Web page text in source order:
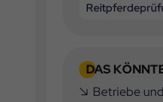
DAS
Betriebe